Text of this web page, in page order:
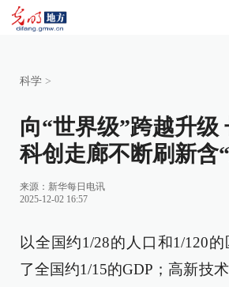
科学 >
向“世界级”跨越升级
科创走廊不断刷新含
来源： 新华每日电讯
2025-12-02 16:57
以全国约1/28的人口和1/120
了全国约1/15的GDP；高新技